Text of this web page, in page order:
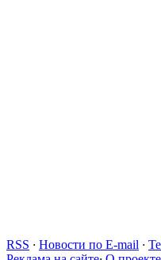
RSS · Новости по E-mail ·